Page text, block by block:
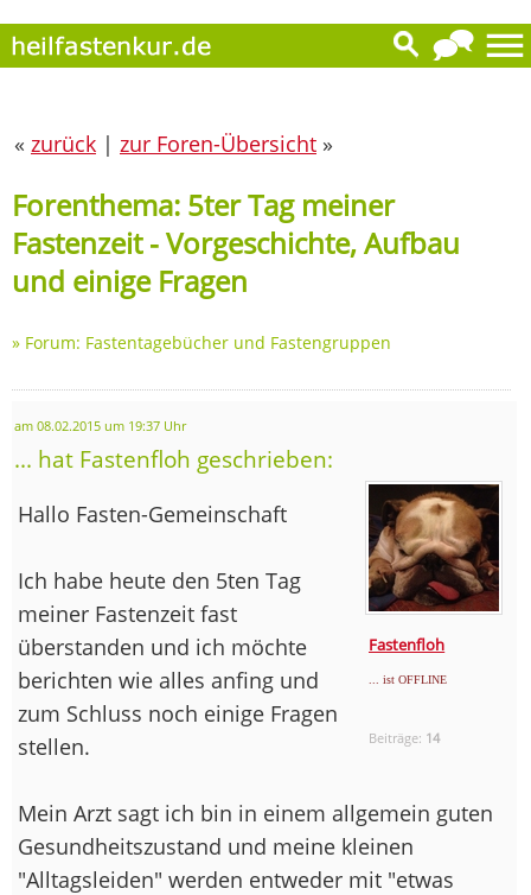
« zurück | zur Foren-Übersicht »
Forenthema: 5ter Tag meiner
Fastenzeit - Vorgeschichte, Aufbau
und einige Fragen
» Forum: Fastentagebücher und Fastengruppen
am 08.02.2015 um 19:37 Uhr
... hat Fastenfloh geschrieben:
Fastenfloh
... ist OFFLINE
Beiträge: 14
Hallo Fasten-Gemeinschaft
Ich habe heute den 5ten Tag
meiner Fastenzeit fast
überstanden und ich möchte
berichten wie alles anfing und
zum Schluss noch einige Fragen
stellen.
Mein Arzt sagt ich bin in einem allgemein guten
Gesundheitszustand und meine kleinen
"Alltagsleiden" werden entweder mit "etwas